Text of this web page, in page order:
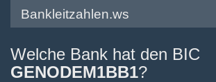
Bankleitzahlen.ws
Welche Bank hat den BIC
GENODEM1BB1?